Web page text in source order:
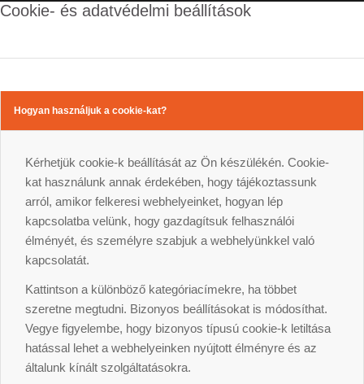
Cookie- és adatvédelmi beállítások
Hogyan használjuk a cookie-kat?
Kérhetjük cookie-k beállítását az Ön készülékén. Cookie-
kat használunk annak érdekében, hogy tájékoztassunk
arról, amikor felkeresi webhelyeinket, hogyan lép
kapcsolatba velünk, hogy gazdagítsuk felhasználói
élményét, és személyre szabjuk a webhelyünkkel való
kapcsolatát.
Kattintson a különböző kategóriacímekre, ha többet
szeretne megtudni. Bizonyos beállításokat is módosíthat.
Vegye figyelembe, hogy bizonyos típusú cookie-k letiltása
hatással lehet a webhelyeinken nyújtott élményre és az
általunk kínált szolgáltatásokra.